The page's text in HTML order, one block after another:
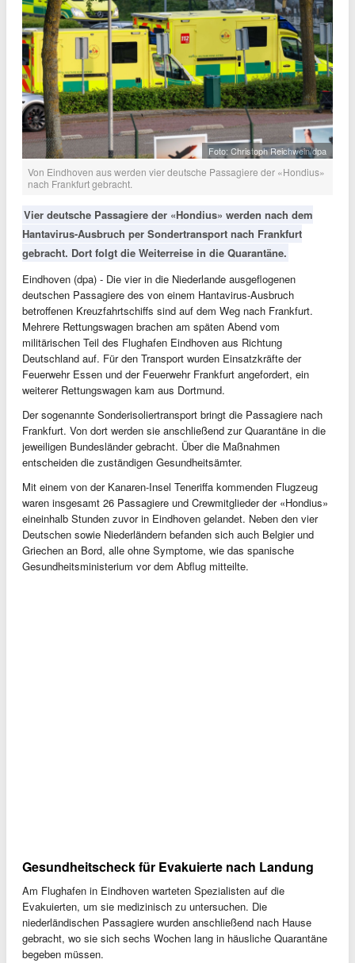
Foto: Christoph Reichwein/dpa
Von Eindhoven aus werden vier deutsche Passagiere der «Hondius»
nach Frankfurt gebracht.
Vier deutsche Passagiere der «Hondius» werden nach dem
Hantavirus-Ausbruch per Sondertransport nach Frankfurt
gebracht. Dort folgt die Weiterreise in die Quarantäne.
Eindhoven (dpa) - Die vier in die Niederlande ausgeflogenen
deutschen Passagiere des von einem Hantavirus-Ausbruch
betroffenen Kreuzfahrtschiffs sind auf dem Weg nach Frankfurt.
Mehrere Rettungswagen brachen am späten Abend vom
militärischen Teil des Flughafen Eindhoven aus Richtung
Deutschland auf. Für den Transport wurden Einsatzkräfte der
Feuerwehr Essen und der Feuerwehr Frankfurt angefordert, ein
weiterer Rettungswagen kam aus Dortmund.
Der sogenannte Sonderisoliertransport bringt die Passagiere nach
Frankfurt. Von dort werden sie anschließend zur Quarantäne in die
jeweiligen Bundesländer gebracht. Über die Maßnahmen
entscheiden die zuständigen Gesundheitsämter.
Mit einem von der Kanaren-Insel Teneriffa kommenden Flugzeug
waren insgesamt 26 Passagiere und Crewmitglieder der «Hondius»
eineinhalb Stunden zuvor in Eindhoven gelandet. Neben den vier
Deutschen sowie Niederländern befanden sich auch Belgier und
Griechen an Bord, alle ohne Symptome, wie das spanische
Gesundheitsministerium vor dem Abflug mitteilte.
Gesundheitscheck für Evakuierte nach Landung
Am Flughafen in Eindhoven warteten Spezialisten auf die
Evakuierten, um sie medizinisch zu untersuchen. Die
niederländischen Passagiere wurden anschließend nach Hause
gebracht, wo sie sich sechs Wochen lang in häusliche Quarantäne
begeben müssen.